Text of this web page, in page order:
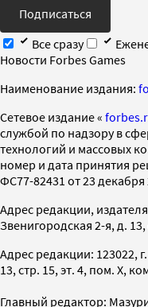
Подписаться
Все сразу
Новости Forbes Games
Наименование издания:
Cетевое издание «
службой по надзору в
технологий и массовых
номер и дата принятия
ФС77-82431 от 23 декабря
Адрес редакции,
Звенигородская 2-я, д. 13,
Адрес редакции: 123022,
13, стр. 15, эт. 4, пом. X,
Главный редактор: